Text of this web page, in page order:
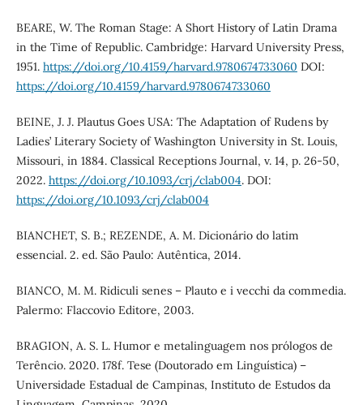
BEARE, W. The Roman Stage: A Short History of Latin Drama
in the Time of Republic. Cambridge: Harvard University Press,
1951. https://doi.org/10.4159/harvard.9780674733060 DOI:
https://doi.org/10.4159/harvard.9780674733060
BEINE, J. J. Plautus Goes USA: The Adaptation of Rudens by
Ladies’ Literary Society of Washington University in St. Louis,
Missouri, in 1884. Classical Receptions Journal, v. 14, p. 26-50,
2022. https://doi.org/10.1093/crj/clab004. DOI:
https://doi.org/10.1093/crj/clab004
BIANCHET, S. B.; REZENDE, A. M. Dicionário do latim
essencial. 2. ed. São Paulo: Autêntica, 2014.
BIANCO, M. M. Ridiculi senes – Plauto e i vecchi da commedia.
Palermo: Flaccovio Editore, 2003.
BRAGION, A. S. L. Humor e metalinguagem nos prólogos de
Terêncio. 2020. 178f. Tese (Doutorado em Linguística) –
Universidade Estadual de Campinas, Instituto de Estudos da